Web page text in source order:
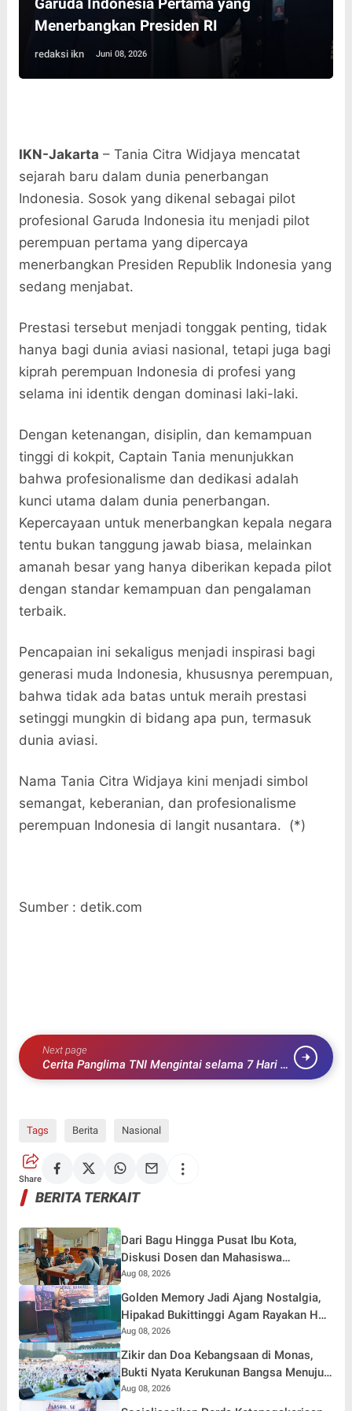
Menerbangkan Presiden RI
redaksi ikn Juni 08, 2026
IKN-Jakarta – Tania Citra Widjaya mencatat
sejarah baru dalam dunia penerbangan
Indonesia. Sosok yang dikenal sebagai pilot
profesional Garuda Indonesia itu menjadi pilot
perempuan pertama yang dipercaya
menerbangkan Presiden Republik Indonesia yang
sedang menjabat.
Prestasi tersebut menjadi tonggak penting, tidak
hanya bagi dunia aviasi nasional, tetapi juga bagi
kiprah perempuan Indonesia di profesi yang
selama ini identik dengan dominasi laki-laki.
Dengan ketenangan, disiplin, dan kemampuan
tinggi di kokpit, Captain Tania menunjukkan
bahwa profesionalisme dan dedikasi adalah
kunci utama dalam dunia penerbangan.
Kepercayaan untuk menerbangkan kepala negara
tentu bukan tanggung jawab biasa, melainkan
amanah besar yang hanya diberikan kepada pilot
dengan standar kemampuan dan pengalaman
terbaik.
Pencapaian ini sekaligus menjadi inspirasi bagi
generasi muda Indonesia, khususnya perempuan,
bahwa tidak ada batas untuk meraih prestasi
setinggi mungkin di bidang apa pun, termasuk
dunia aviasi.
Nama Tania Citra Widjaya kini menjadi simbol
semangat, keberanian, dan profesionalisme
perempuan Indonesia di langit nusantara. (*)
Sumber : detik.com
Next page
Cerita Panglima TNI Mengintai selama 7 Hari di
Hutan saat Lumpuhkan Tokoh Fretilin.
Tags Berita Nasional
Share
BERITA TERKAIT
Dari Bagu Hingga Pusat Ibu Kota,
Diskusi Dosen dan Mahasiswa
Pascasarjana IAI Qomarul Huda Terus
Bergeliat
Aug 08, 2026
Golden Memory Jadi Ajang Nostalgia,
Hipakad Bukittinggi Agam Rayakan HUT
RI ke-81
Aug 08, 2026
Zikir dan Doa Kebangsaan di Monas,
Bukti Nyata Kerukunan Bangsa Menuju
Indonesia Damai, Maju, dan Bermartabat
Aug 08, 2026